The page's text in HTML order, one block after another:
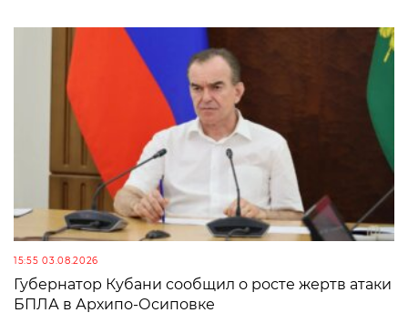
15:55 03.08.2026
Губернатор Кубани сообщил о росте жертв атаки
БПЛА в Архипо-Осиповке